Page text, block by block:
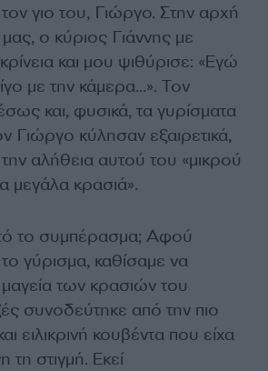
γιο του, Γιώργο. Στην αρχή
ο κύριος Γιάννης με
και μου ψιθύρισε: «Εγώ
με την κάμερα…». Τον
και, φυσικά, τα γυρίσματα
Γιώργο κύλησαν εξαιρετικά,
αλήθεια αυτού του «μικρού
μεγάλα κρασιά».
το συμπέρασμα; Αφού
γύρισμα, καθίσαμε να
των κρασιών του
συνοδεύτηκε από την πιο
ειλικρινή κουβέντα που είχα
τη στιγμή. Εκεί